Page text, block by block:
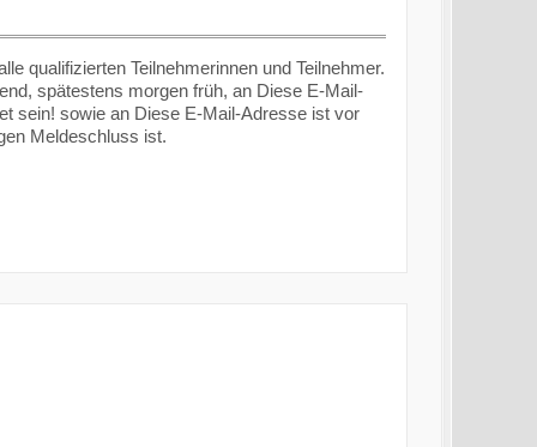
qualifizierten Teilnehmerinnen und Teilnehmer.
spätestens morgen früh, an Diese E-Mail-
sein! sowie an Diese E-Mail-Adresse ist vor
Meldeschluss ist.